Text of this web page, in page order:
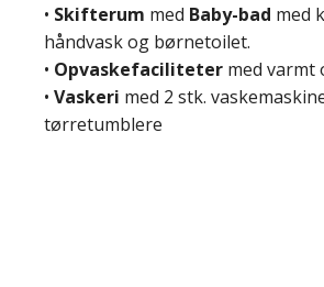
• Skifterum med Baby-bad med
håndvask og børnetoilet.
• Opvaskefaciliteter med varmt
• Vaskeri med 2 stk.
tørretumblere